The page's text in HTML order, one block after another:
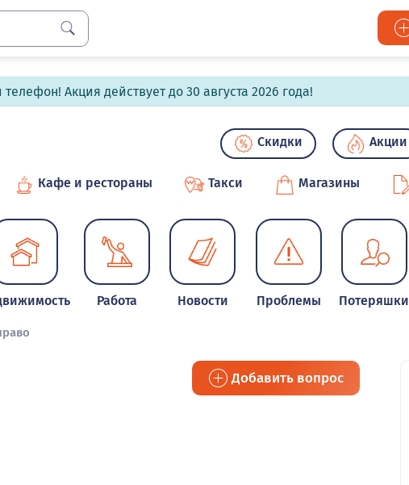
Акция действует до 30 августа 2026 года!
Скидки Акции
Кафе и рестораны Такси Магазины
Работа Новости Проблемы Потеряшки
Добавить вопрос